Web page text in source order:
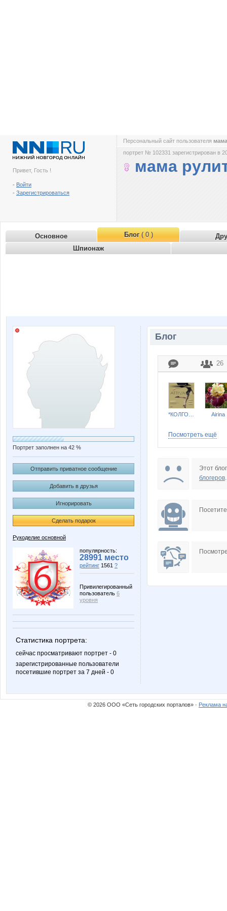
Привет, Гость !
- Войти
- Зарегистрироваться
Персональный сайт пользователя
портрет № 102331 зарегистрирован в
мама
Основное Блог( 0 )
Шпионаж
Портрет заполнен на 42 %
Отправить приватное сообщение
Добавить в друзья
Игнорировать
Сделать подарок
Рукоделие основной
популярность:
28991 место
рейтинг 1561 ?
Привилегированный
пользователь 6
уровня
Статистика портрета:
сейчас просматривают портрет - 0
зарегистрированные пользователи
посетившие портрет за 7 дней - 0
Блог
26
Airina
Посмотреть ещё
Этот
блогеров.
© 2026 ООО «Сеть городских порталов» · Реклама